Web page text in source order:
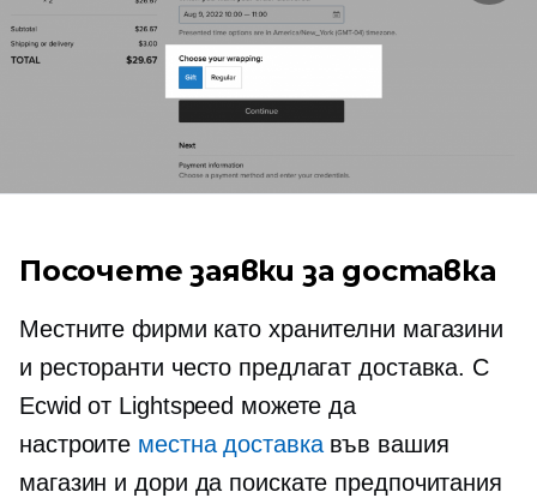
Посочете заявки за доставка
Местните фирми като хранителни магазини
и ресторанти често предлагат доставка. С
Ecwid от Lightspeed можете да
настроите местна доставкавъв вашия
магазин и дори да поискате предпочитания